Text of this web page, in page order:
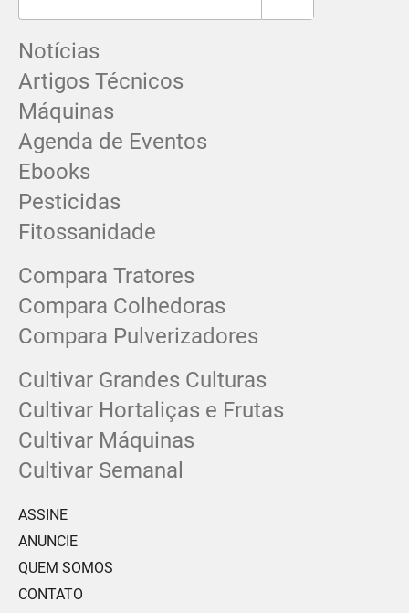
Notícias
Artigos Técnicos
Máquinas
Agenda de Eventos
Ebooks
Pesticidas
Fitossanidade
Compara Tratores
Compara Colhedoras
Compara Pulverizadores
Cultivar Grandes Culturas
Cultivar Hortaliças e Frutas
Cultivar Máquinas
Cultivar Semanal
ASSINE
ANUNCIE
QUEM SOMOS
CONTATO